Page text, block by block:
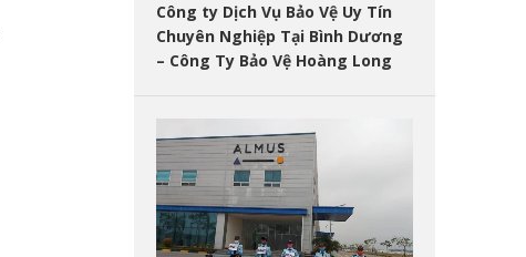
Công ty Dịch Vụ Bảo Vệ Uy Tín
Chuyên Nghiệp Tại Bình Dương
– Công Ty Bảo Vệ Hoàng Long